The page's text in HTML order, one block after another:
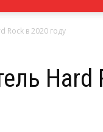
Rock в 2020 году
Hard